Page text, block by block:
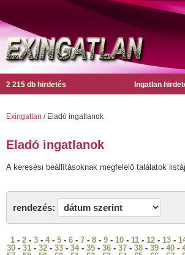
2 215 db hirdetés Ingatlan
Exingatlan / Eladó ingatlanok
Eladó ingatlanok
A keresési beállításoknak megfelelő találatok
rendezés:
1 - 2 - 3 - 4- 5 - 6 - 7 - 8 - 9 - 10 - 11 - 12 - 13 -
30 - 31 - 32 - 33 - 34- 35 - 36 - 37 - 38 - 39 - 40 -